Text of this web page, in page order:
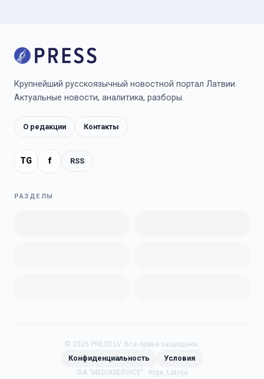
Крупнейший русскоязычный новостной портал Латвии.
Актуальные новости, аналитика, разборы.
О редакции Контакты
TG f RSS
РАЗДЕЛЫ
© 2026 PRESS.LV. Все права защищены.
Конфиденциальность Условия
SIA "MEDIASERVICE" · Rīga, Latvija